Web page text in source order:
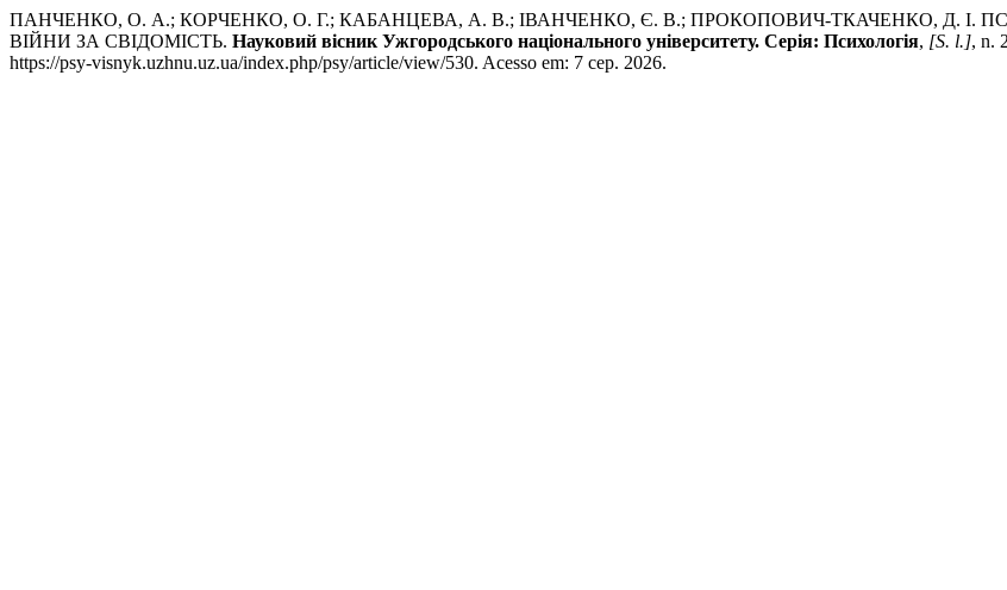
ПАНЧЕНКО, О. А.; КОРЧЕНКО, О. Г.; КАБАНЦЕВА, А. В.; ІВАНЧЕНКО, Є. В.; ПРОКОПОВИЧ-ТКАЧЕНКО, Д. І.
ВІЙНИ ЗА СВІДОМІСТЬ. Науковий вісник Ужгородського національного університету. Серія: Психологія, [S. l.], n.
https://psy-visnyk.uzhnu.uz.ua/index.php/psy/article/view/530. Acesso em: 7 сер. 2026.